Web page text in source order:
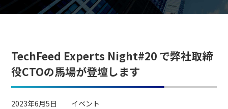
TechFeed Experts Night#20 で弊社取締
役CTOの馬場が登壇します
2023年6月5日 イベント